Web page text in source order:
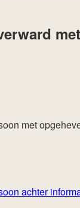
met
met
achter